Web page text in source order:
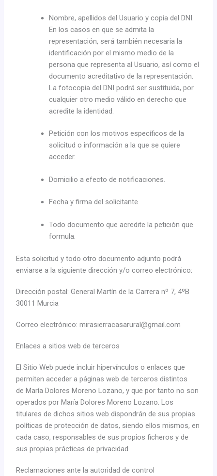
Nombre, apellidos del Usuario y copia del DNI.
En los casos en que se admita la
representación, será también necesaria la
identificación por el mismo medio de la
persona que representa al Usuario, así como el
documento acreditativo de la representación.
La fotocopia del DNI podrá ser sustituida, por
cualquier otro medio válido en derecho que
acredite la identidad.
Petición con los motivos específicos de la
solicitud o información a la que se quiere
acceder.
Domicilio a efecto de notificaciones.
Fecha y firma del solicitante.
Todo documento que acredite la petición que
formula.
Esta solicitud y todo otro documento adjunto podrá
enviarse a la siguiente dirección y/o correo electrónico:
Dirección postal:General Martín de la Carrera nº 7, 4ºB
30011 Murcia
Correo electrónico:mirasierracasarural@gmail.com
Enlaces a sitios web de terceros
El Sitio Web puede incluir hipervínculos o enlaces que
permiten acceder a páginas web de terceros distintos
de María Dolores Moreno Lozano, y que por tanto no son
operados por María Dolores Moreno Lozano. Los
titulares de dichos sitios web dispondrán de sus propias
políticas de protección de datos, siendo ellos mismos, en
cada caso, responsables de sus propios ficheros y de
sus propias prácticas de privacidad.
Reclamaciones ante la autoridad de control